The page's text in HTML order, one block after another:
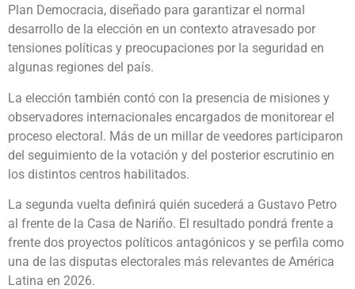
Plan Democracia, diseñado para garantizar el normal
desarrollo de la elección en un contexto atravesado por
tensiones políticas y preocupaciones por la seguridad en
algunas regiones del país.
La elección también contó con la presencia de misiones y
observadores internacionales encargados de monitorear el
proceso electoral. Más de un millar de veedores participaron
del seguimiento de la votación y del posterior escrutinio en
los distintos centros habilitados.
La segunda vuelta definirá quién sucederá a Gustavo Petro
al frente de la Casa de Nariño. El resultado pondrá frente a
frente dos proyectos políticos antagónicos y se perfila como
una de las disputas electorales más relevantes de América
Latina en 2026.